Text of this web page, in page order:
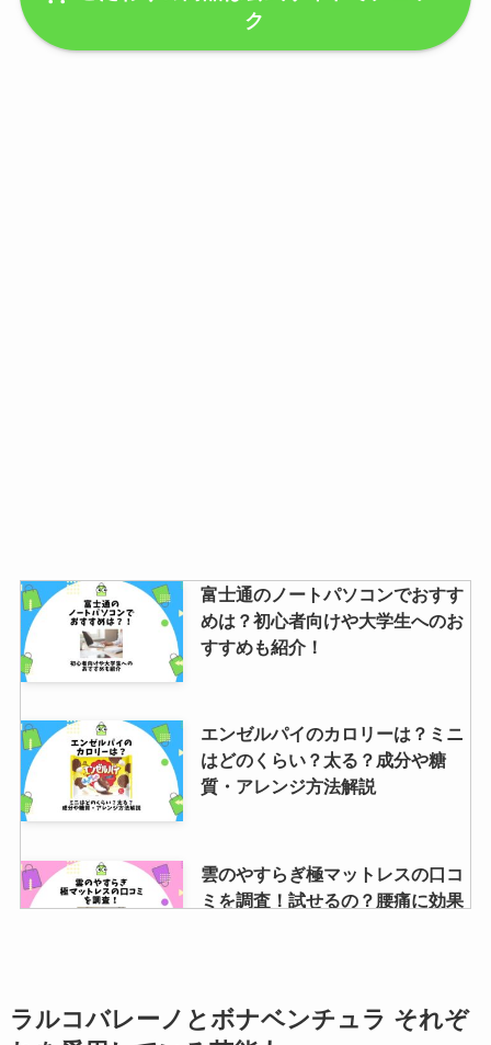
ク
富士通のノートパソコンでおすす
めは？初心者向けや大学生へのお
すすめも紹介！
エンゼルパイのカロリーは？ミニ
はどのくらい？太る？成分や糖
質・アレンジ方法解説
雲のやすらぎ極マットレスの口コ
ミを調査！試せるの？腰痛に効果
おいしい酢でピクルスを簡単に作
れるレシピを紹介！大根・きゅう
ラルコバレーノとボナベンチュラ それぞ